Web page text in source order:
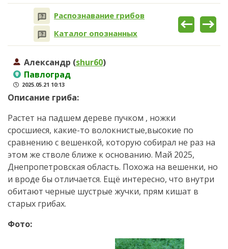
Распознавание грибов
Каталог опознанных
Александр (shur60)
Павлоград
2025.05.21 10:13
Описание гриба:
Растет на падшем дереве пучком , ножки
сросшиеся, какие-то волокнистые,высокие по
сравнению с вешенкой, которую собирал не раз на
этом же стволе ближе к основанию. Май 2025,
Днепропетровская область. Похожа на вешенки, но
и вроде бы отличается. Ещё интересно, что внутри
обитают черные шустрые жучки, прям кишат в
старых грибах.
Фото: